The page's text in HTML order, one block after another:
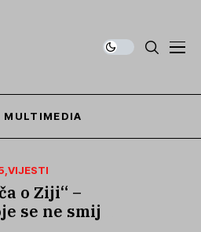
MULTIMEDIA
VIJESTI
o Ziji“ –
se ne smije